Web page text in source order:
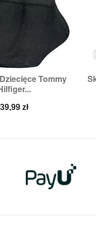
Tommy
Cena
39,99 zł
podgląd
27/30